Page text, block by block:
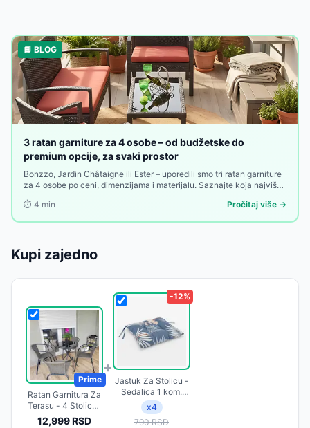
📘 BLOG
3 ratan garniture za 4 osobe – od budžetske do
premium opcije, za svaki prostor
Bonzzo, Jardin Châtaigne ili Ester – uporedili smo tri ratan garniture
za 4 osobe po ceni, dimenzijama i materijalu. Saznajte koja najviše
opcije.
⏱️ 4 min Pročitaj više →
Kupi zajedno
Prime
Ratan Garnitura Za
Terasu - 4 Stolice i
Stočić - Vista4
12,999RSD
+
-12%
Jastuk Za Stolicu -
Sedalica 1 kom.
50x50 cm
FLAMINGO-B
x4
790RSD